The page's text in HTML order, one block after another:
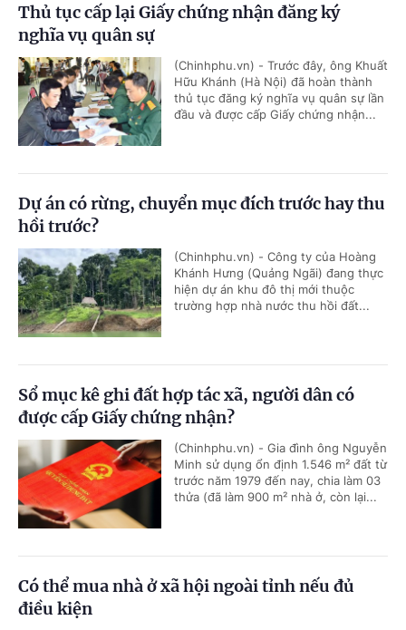
Thủ tục cấp lại Giấy chứng nhận đăng ký
nghĩa vụ quân sự
(Chinhphu.vn) - Trước đây, ông Khuất
Hữu Khánh (Hà Nội) đã hoàn thành
thủ tục đăng ký nghĩa vụ quân sự lần
đầu và được cấp Giấy chứng nhận...
Dự án có rừng, chuyển mục đích trước hay thu
hồi trước?
(Chinhphu.vn) - Công ty của Hoàng
Khánh Hưng (Quảng Ngãi) đang thực
hiện dự án khu đô thị mới thuộc
trường hợp nhà nước thu hồi đất...
Sổ mục kê ghi đất hợp tác xã, người dân có
được cấp Giấy chứng nhận?
(Chinhphu.vn) - Gia đình ông Nguyễn
Minh sử dụng ổn định 1.546 m² đất từ
trước năm 1979 đến nay, chia làm 03
thửa (đã làm 900 m² nhà ở, còn lại...
Có thể mua nhà ở xã hội ngoài tỉnh nếu đủ
điều kiện